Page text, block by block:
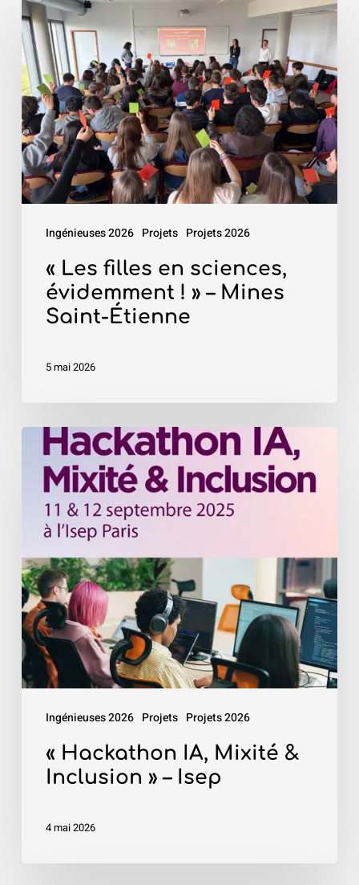
Ingénieuses 2026 Projets Projets 2026
Les
filles
en
sciences,
évidemment
!
»
–
Saint-
Étienne
« Les filles en sciences,
évidemment ! » – Mines
Saint-Étienne
5 mai 2026
Ingénieuses 2026 Projets Projets 2026
Hackathon
Mixité
Inclusion
»
–
Isep
« Hackathon IA, Mixité &
Inclusion » – Isep
4 mai 2026